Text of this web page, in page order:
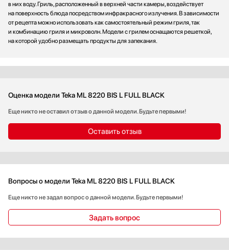
в них воду. Гриль, расположенный в верхней части камеры, воздействует
на поверхность блюда посредством инфракрасного излучения. В зависимости
от рецепта можно использовать как самостоятельный режим гриля, так
и комбинацию гриля и микроволн. Модели с грилем оснащаются решеткой,
на которой удобно размещать продукты для запекания.
Оценка модели Teka ML 8220 BIS L FULL BLACK
Еще никто не оставил отзыв о данной модели. Будьте первыми!
Оставить отзыв
Вопросы о модели Teka ML 8220 BIS L FULL BLACK
Еще никто не задал вопрос о данной модели. Будьте первыми!
Задать вопрос